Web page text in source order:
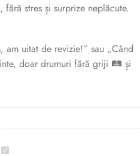
stres și surprize neplăcute.
uitat de revizie!” sau „Când
doar drumuri fără griji 🛤️ și
Carte